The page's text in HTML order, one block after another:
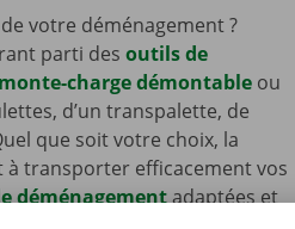
votre déménagement ?
parti desoutils de
monte-charge démontable ou
d’un transpalette, de
que soit votre choix, la
à transporter efficacement vos
déménagementadaptées et